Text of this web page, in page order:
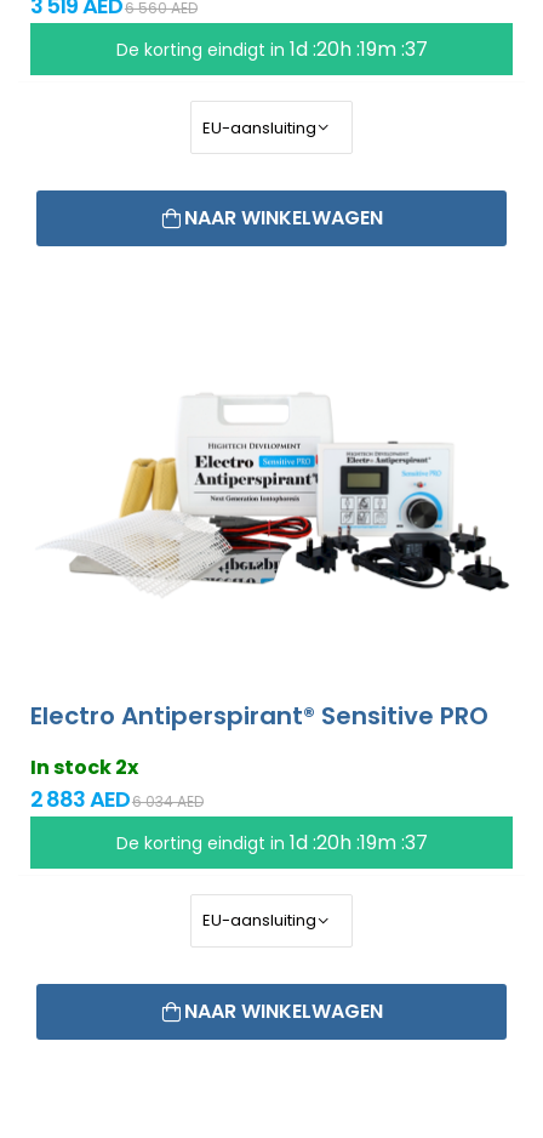
6 560 AED
De korting eindigt in 1d :20h :19m :37
NAAR WINKELWAGEN
Electro Antiperspirant® Sensitive PRO
In stock 2x
2 883 AED6 034 AED
De korting eindigt in 1d :20h :19m :37
NAAR WINKELWAGEN